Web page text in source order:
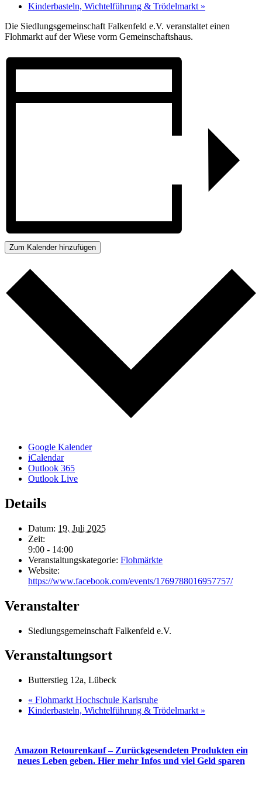
Kinderbasteln, Wichtelführung & Trödelmarkt »
Die Siedlungsgemeinschaft Falkenfeld e.V. veranstaltet einen
Flohmarkt auf der Wiese vorm Gemeinschaftshaus.
Zum Kalender hinzufügen
Google Kalender
iCalendar
Outlook 365
Outlook Live
Details
Datum: 19. Juli 2025
Zeit:
9:00 - 14:00
Veranstaltungskategorie: Flohmärkte
Website:
https://www.facebook.com/events/1769788016957757/
Veranstalter
Siedlungsgemeinschaft Falkenfeld e.V.
Veranstaltungsort
Butterstieg 12a, Lübeck
« Flohmarkt Hochschule Karlsruhe
Kinderbasteln, Wichtelführung & Trödelmarkt »
Amazon Retourenkauf – Zurückgesendeten Produkten ein
neues Leben geben. Hier mehr Infos und viel Geld sparen